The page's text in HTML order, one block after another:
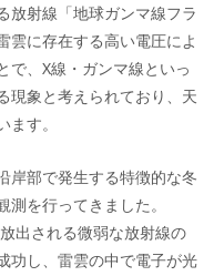
放射線「地球ガンマ線フラ
雲に存在する高い電圧によ
で、X線・ガンマ線といっ
現象と考えられており、天
す。
岸部で発生する特徴的な冬
を行ってきました。
出される微弱な放射線の
功し、雷雲の中で電子が光